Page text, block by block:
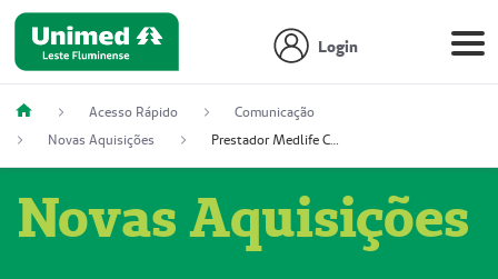
Login
Acesso Rápido
Comunicação
Novas Aquisições
Prestador Medlife Consultas e Diagnósticos (51004334-2)
Novas Aquisições